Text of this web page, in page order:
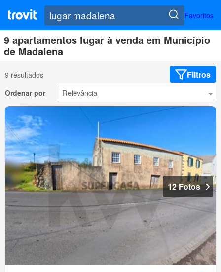
Favoritos
9 apartamentos lugar à venda em Município
de Madalena
9 resultados Filtros
Ordenar por
12 Fotos